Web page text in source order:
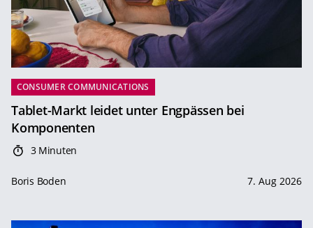
CONSUMER COMMUNICATIONS
Tablet-Markt leidet unter Engpässen bei
Komponenten
3 Minuten
Boris Boden 7. Aug 2026